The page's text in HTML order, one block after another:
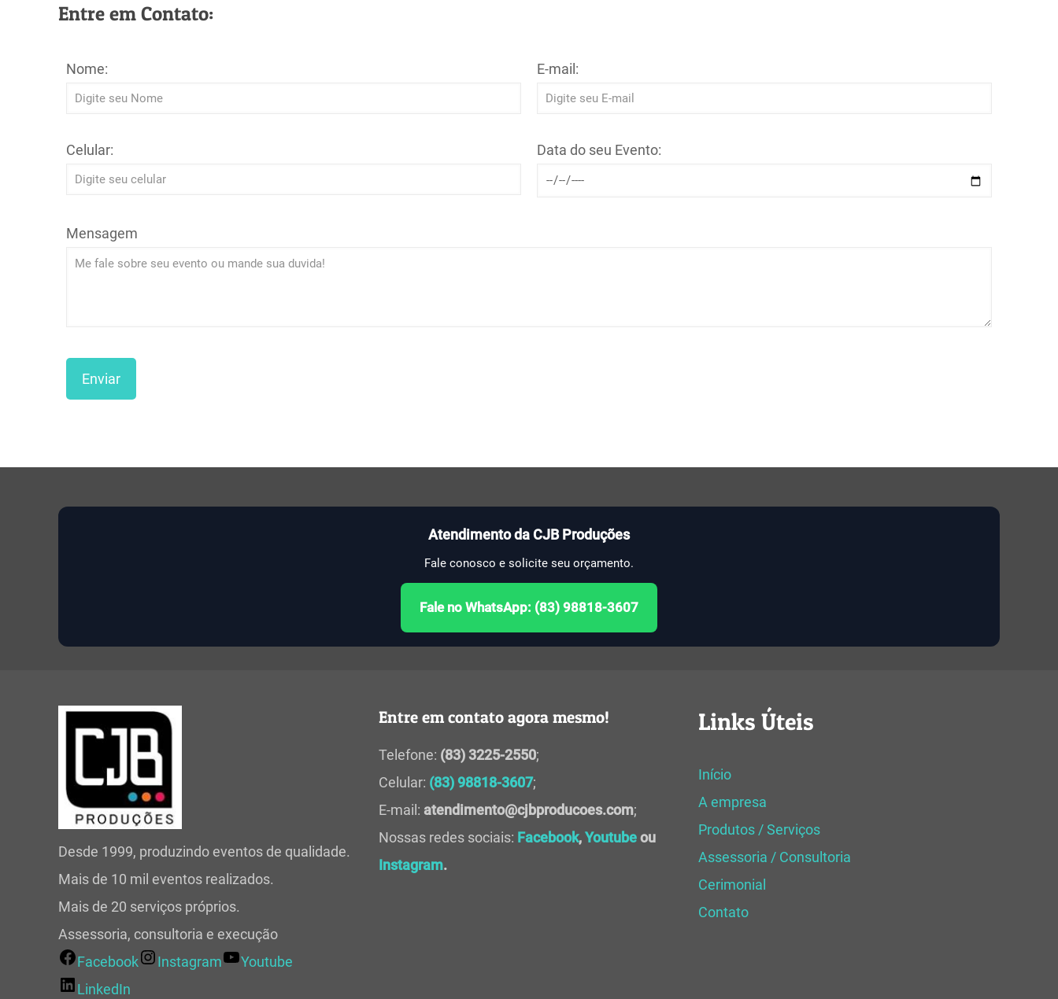
Entre em Contato:
Nome: E-mail:
Celular: Data do seu Evento:
Mensagem
Atendimento da CJB Produções
Fale conosco e solicite seu orçamento.
Fale no WhatsApp: (83) 98818-3607
Desde 1999, produzindo eventos de qualidade.
Mais de 10 mil eventos realizados.
Mais de 20 serviços próprios.
Assessoria, consultoria e execução
Facebook
Instagram
Youtube
LinkedIn
Entre em contato agora mesmo!
Telefone: (83) 3225-2550;
Celular: (83) 98818-3607;
E-mail: atendimento@cjbproducoes.com;
Nossas redes sociais: Facebook,Youtubeou
Instagram.
Links Úteis
Início
A empresa
Produtos / Serviços
Assessoria / Consultoria
Cerimonial
Contato